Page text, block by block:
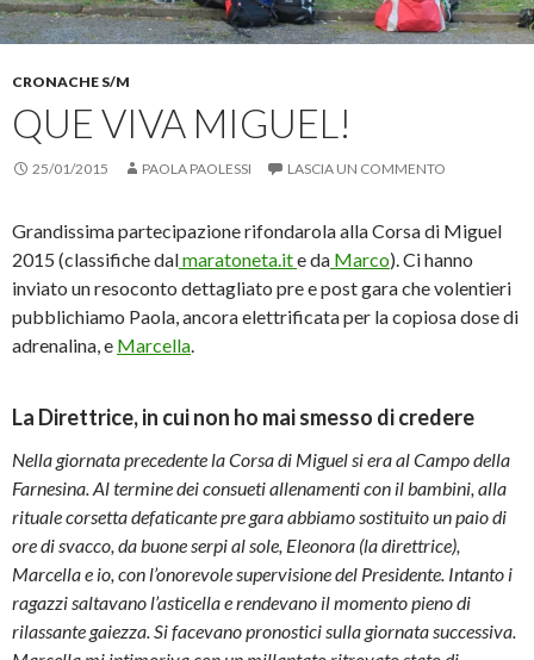
CRONACHE S/M
QUE VIVA MIGUEL!
25/01/2015 PAOLA PAOLESSI LASCIA UN COMMENTO
Grandissima partecipazione rifondarola alla Corsa di Miguel
2015 (classifiche dalmaratoneta.ite da Marco). Ci hanno
inviato un resoconto dettagliato pre e post gara che volentieri
pubblichiamo Paola, ancora elettrificata per la copiosa dose di
adrenalina, e Marcella.
La Direttrice, in cui non ho mai smesso di credere
Nella giornata precedente la Corsa di Miguel si era al Campo della
Farnesina. Al termine dei consueti allenamenti con il bambini, alla
rituale corsetta defaticante pre gara abbiamo sostituito un paio di
ore di svacco, da buone serpi al sole, Eleonora (la direttrice),
Marcella e io, con l’onorevole supervisione del Presidente. Intanto i
ragazzi saltavano l’asticella e rendevano il momento pieno di
rilassante gaiezza. Si facevano pronostici sulla giornata successiva.